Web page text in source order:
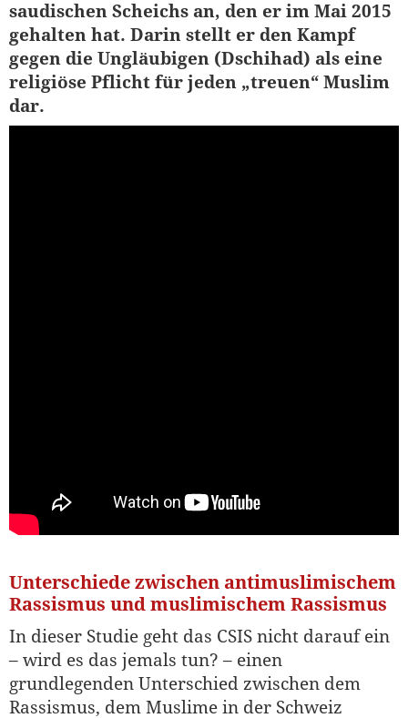
saudischen Scheichs an, den er im Mai 2015
gehalten hat. Darin stellt er den Kampf
gegen die Ungläubigen (Dschihad) als eine
religiöse Pflicht für jeden „treuen“ Muslim
dar.
Unterschiede zwischen antimuslimischem
Rassismus und muslimischem Rassismus
In dieser Studie geht das CSIS nicht darauf ein
– wird es das jemals tun? – einen
grundlegenden Unterschied zwischen dem
Rassismus, dem Muslime in der Schweiz